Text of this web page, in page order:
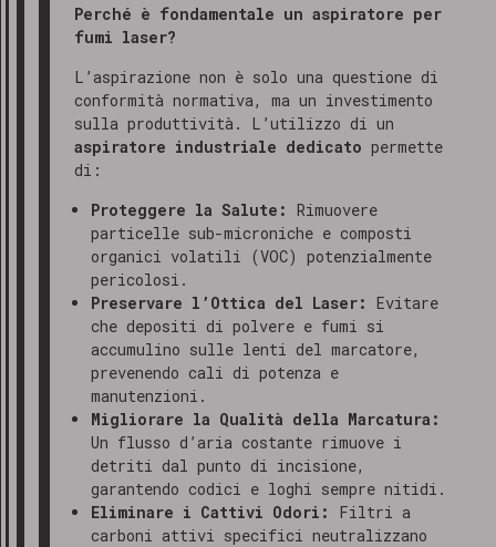
Perché è fondamentale un aspiratore per
fumi laser?
L’aspirazione non è solo una questione di
conformità normativa, ma un investimento
sulla produttività. L’utilizzo di un
aspiratore industriale dedicato permette
di:
Proteggere la Salute: Rimuovere
particelle sub-microniche e composti
organici volatili (VOC) potenzialmente
pericolosi.
Preservare l’Ottica del Laser: Evitare
che depositi di polvere e fumi si
accumulino sulle lenti del marcatore,
prevenendo cali di potenza e
manutenzioni.
Migliorare la Qualità della Marcatura:
Un flusso d’aria costante rimuove i
detriti dal punto di incisione,
garantendo codici e loghi sempre nitidi.
Eliminare i Cattivi Odori:
Filtri a
carboni attivi specifici neutralizzano